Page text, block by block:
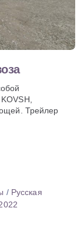
Трейлер
/ Русская